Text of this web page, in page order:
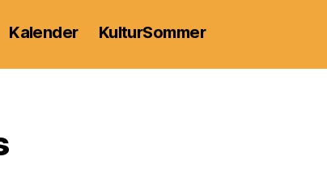
Kalender KulturSommer